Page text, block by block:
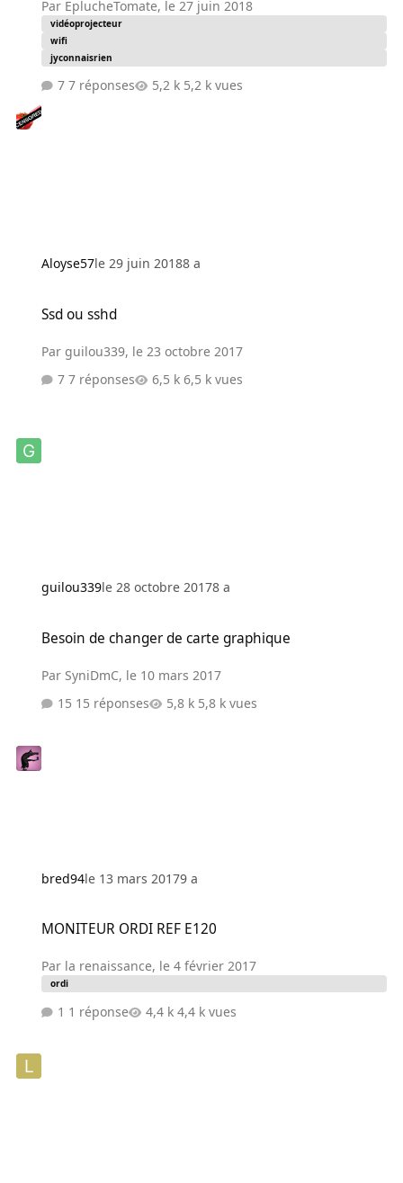
Par EplucheTomate, le 27 juin 2018
vidéoprojecteur
wifi
jyconnaisrien
7 réponses 5,2 k vues
Aloyse57le 29 juin 20188 a
Ssd ou sshd
Parguilou339, le 23 octobre 2017
7 réponses
6,5 k vues
guilou339le 28 octobre 20178 a
Besoin de changer de carte graphique
Par SyniDmC, le 10 mars 2017
15 réponses
5,8 k vues
bred94le 13 mars 20179 a
MONITEUR ORDI REF E120
Par la renaissance, le 4 février 2017
ordi
1 réponse 4,4 k vues